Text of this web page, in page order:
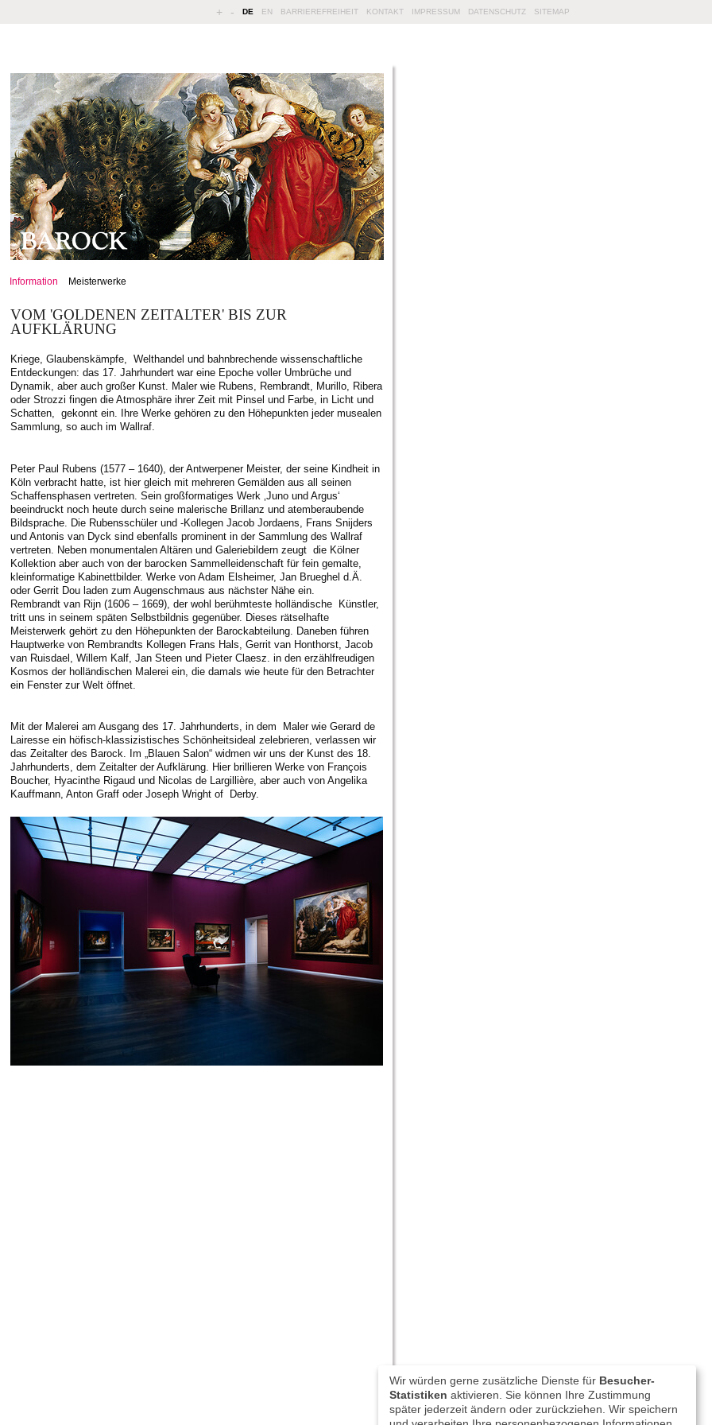
+ - DE EN BARRIEREFREIHEIT KONTAKT IMPRESSUM DATENSCHUTZ SITEMAP
Information Meisterwerke
VOM 'GOLDENEN ZEITALTER' BIS ZUR
AUFKLÄRUNG
Kriege, Glaubenskämpfe, Welthandel und bahnbrechende wissenschaftliche
Entdeckungen: das 17. Jahrhundert war eine Epoche voller Umbrüche und
Dynamik, aber auch großer Kunst. Maler wie Rubens, Rembrandt, Murillo, Ribera
oder Strozzi fingen die Atmosphäre ihrer Zeit mit Pinsel und Farbe, in Licht und
Schatten, gekonnt ein. Ihre Werke gehören zu den Höhepunkten jeder musealen
Sammlung, so auch im Wallraf.
Peter Paul Rubens (1577 – 1640), der Antwerpener Meister, der seine Kindheit in
Köln verbracht hatte, ist hier gleich mit mehreren Gemälden aus all seinen
Schaffensphasen vertreten. Sein großformatiges Werk ‚Juno und Argus‘
beeindruckt noch heute durch seine malerische Brillanz und atemberaubende
Bildsprache. Die Rubensschüler und -Kollegen Jacob Jordaens, Frans Snijders
und Antonis van Dyck sind ebenfalls prominent in der Sammlung des Wallraf
vertreten. Neben monumentalen Altären und Galeriebildern zeugt die Kölner
Kollektion aber auch von der barocken Sammelleidenschaft für fein gemalte,
kleinformatige Kabinettbilder. Werke von Adam Elsheimer, Jan Brueghel d.Ä.
oder Gerrit Dou laden zum Augenschmaus aus nächster Nähe ein.
Rembrandt van Rijn (1606 – 1669), der wohl berühmteste holländische Künstler,
tritt uns in seinem späten Selbstbildnis gegenüber. Dieses rätselhafte
Meisterwerk gehört zu den Höhepunkten der Barockabteilung. Daneben führen
Hauptwerke von Rembrandts Kollegen Frans Hals, Gerrit van Honthorst, Jacob
van Ruisdael, Willem Kalf, Jan Steen und Pieter Claesz. in den erzählfreudigen
Kosmos der holländischen Malerei ein, die damals wie heute für den Betrachter
ein Fenster zur Welt öffnet.
Mit der Malerei am Ausgang des 17. Jahrhunderts, in dem Maler wie Gerard de
Lairesse ein höfisch-klassizistisches Schönheitsideal zelebrieren, verlassen wir
das Zeitalter des Barock. Im „Blauen Salon“ widmen wir uns der Kunst des 18.
Jahrhunderts, dem Zeitalter der Aufklärung. Hier brillieren Werke von François
Boucher, Hyacinthe Rigaud und Nicolas de Largillière, aber auch von Angelika
Kauffmann, Anton Graff oder Joseph Wright of Derby.
Wir würden gerne zusätzliche Dienste für Besucher-
Statistiken aktivieren. Sie können Ihre Zustimmung
später jederzeit ändern oder zurückziehen. Wir speichern